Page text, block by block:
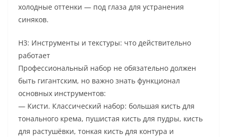
холодные оттенки — под глаза для устранения
синяков.
H3: Инструменты и текстуры: что действительно
работает
Профессиональный набор не обязательно должен
быть гигантским, но важно знать функционал
основных инструментов:
— Кисти. Классический набор: большая кисть для
тонального крема, пушистая кисть для пудры, кисть
для растушёвки, тонкая кисть для контура и